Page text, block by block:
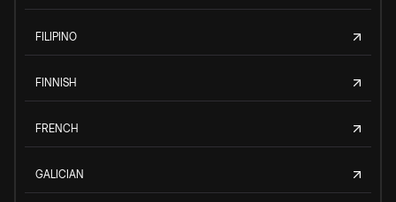
FILIPINO
FINNISH
FRENCH
GALICIAN